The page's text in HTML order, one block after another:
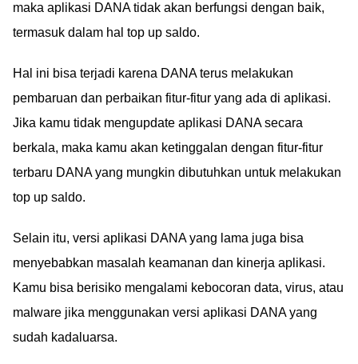
maka aplikasi DANA tidak akan berfungsi dengan baik,
termasuk dalam hal top up saldo.
Hal ini bisa terjadi karena DANA terus melakukan
pembaruan dan perbaikan fitur-fitur yang ada di aplikasi.
Jika kamu tidak mengupdate aplikasi DANA secara
berkala, maka kamu akan ketinggalan dengan fitur-fitur
terbaru DANA yang mungkin dibutuhkan untuk melakukan
top up saldo.
Selain itu, versi aplikasi DANA yang lama juga bisa
menyebabkan masalah keamanan dan kinerja aplikasi.
Kamu bisa berisiko mengalami kebocoran data, virus, atau
malware jika menggunakan versi aplikasi DANA yang
sudah kadaluarsa.